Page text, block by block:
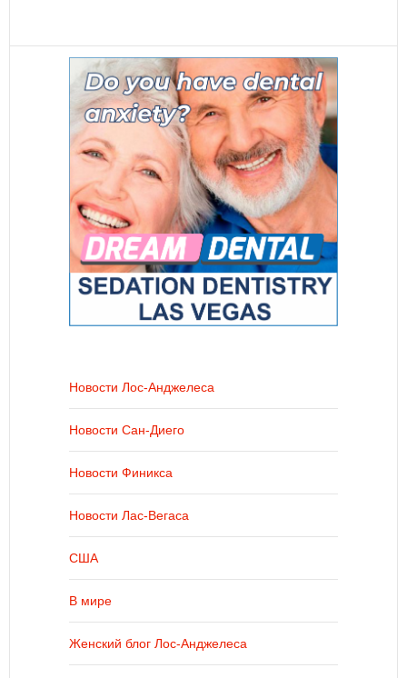
Новости Лос-Анджелеса
Новости Сан-Диего
Новости Финикса
Новости Лас-Вегаса
США
В мире
Женский блог Лос-Анджелеса